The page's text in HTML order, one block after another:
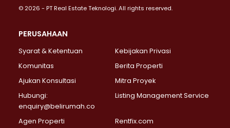
Properti Dijual di Jakarta Selatan >
Properti Dijual di Lebak Bulus >
Properti Dijual di Gandaria Selatan >
Properti Dijual di Pondok Labu >
Properti Dijual di Lenteng Agung >
Properti Dijual di Senayan >
Properti Dijual di Pondok Pinang >
© 2026 - PT Real Estate Teknologi. All rights reserved.
PERUSAHAAN
Syarat & Ketentuan
Kebijakan Privasi
Komunitas
Berita Properti
Ajukan Konsultasi
Mitra Proyek
Hubungi:
enquiry@belirumah.co
Listing Management Service
Agen Properti Rentfix.com